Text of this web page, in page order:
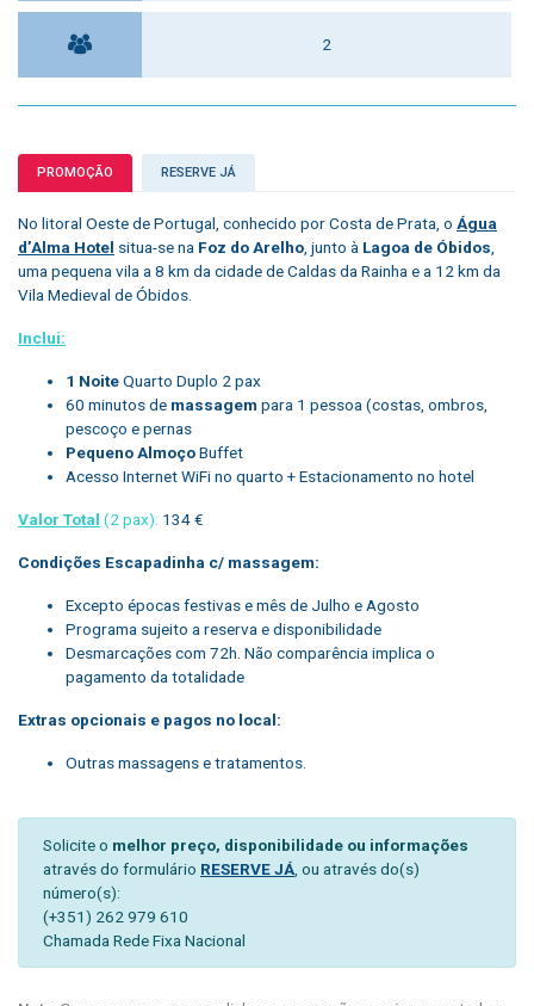
2
PROMOÇÃO RESERVE JÁ
No litoral Oeste de Portugal, conhecido por Costa de Prata, o Água
d’Alma Hotel situa-se na Foz do Arelho , junto à Lagoa de Óbidos
uma pequena vila a 8 km da cidade de Caldas da Rainha e a 12 km da
Vila Medieval de Óbidos.
Inclui:
1 NoiteQuarto Duplo 2 pax
60 minutos de massagem para 1 pessoa (costas, ombros,
pescoço e pernas
Pequeno AlmoçoBuffet
Acesso Internet WiFi no quarto + Estacionamento no hotel
Valor Total (2 pax): 134 €
Condições Escapadinha c/ massagem:
Excepto épocas festivas e mês de Julho e Agosto
Programa sujeito a reserva e disponibilidade
Desmarcações com 72h. Não comparência implica o
pagamento da totalidade
Extras opcionais e pagos no local:
Outras massagens e tratamentos.
Solicite o melhor preço, disponibilidade ou informações
através do formulário RESERVE JÁ , ou através do(s)
número(s):
(+351) 262 979 610
Chamada Rede Fixa Nacional